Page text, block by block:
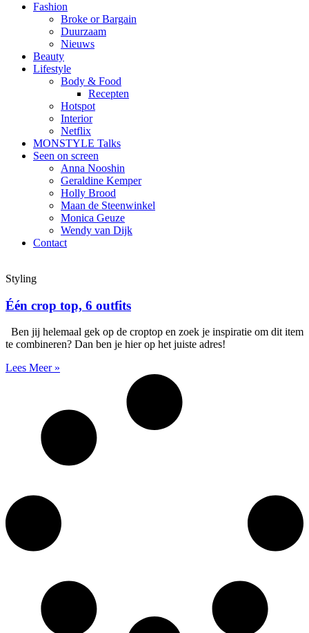
Fashion
Broke or Bargain
Duurzaam
Nieuws
Beauty
Lifestyle
Body & Food
Recepten
Hotspot
Interior
Netflix
MONSTYLE Talks
Seen on screen
Anna Nooshin
Geraldine Kemper
Holly Brood
Maan de Steenwinkel
Monica Geuze
Wendy van Dijk
Contact
Styling
Één crop top, 6 outfits
Ben jij helemaal gek op de croptop en zoek je inspiratie om dit item
te combineren? Dan ben je hier op het juiste adres!
Lees Meer »